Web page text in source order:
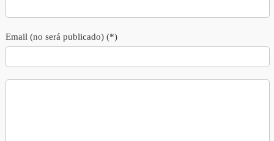
Email (no será publicado) (*)